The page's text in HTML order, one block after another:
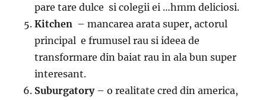
pare tare dulce si colegii ei …hmm deliciosi.
Kitchen – mancarea arata super, actorul
principal e frumusel rau si ideea de
transformare din baiat rau in ala bun super
interesant.
Suburgatory– o realitate cred din america,